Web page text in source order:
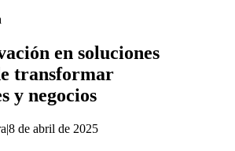
en soluciones
transformar
y negocios
|8 de abril de 2025